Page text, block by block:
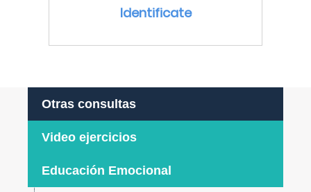
Identificate
Otras consultas
Video ejercicios
Educación Emocional